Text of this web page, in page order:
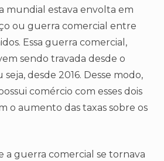
mundial estava envolta em
ou guerra comercial entre
Essa guerra comercial,
sendo travada desde o
desde 2016. Desse modo,
comércio com esses dois
o aumento das taxas sobre os
a guerra comercial se tornava